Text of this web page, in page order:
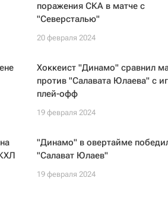
поражения СКА в матче с
"Северсталью"
20 февраля 2024
Хоккеист "Динамо" сравнил
против "Салавата Юлаева" с
плей-офф
19 февраля 2024
"Динамо" в овертайме
"Салават Юлаев"
19 февраля 2024